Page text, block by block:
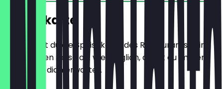
Speisekarte
Hier findest du die Speisekarte des Restaurants. Wir
aktualisieren sie so oft wie möglich, damit du immer
weißt, was dich erwartet.